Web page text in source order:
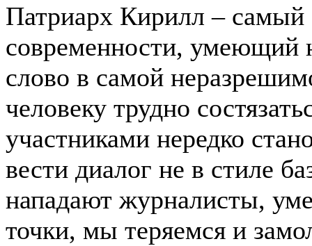
Патриарх Кирилл – самый
современности, умеющий
слово в самой
человеку трудно
участниками нередко
вести диалог не в стиле
нападают журналисты,
точки, мы теряемся и